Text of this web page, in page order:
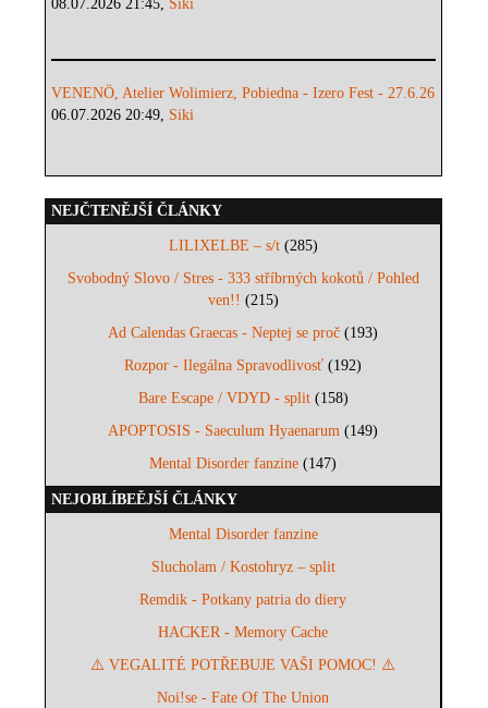
08.07.2026 21:45, Siki
VENENÖ, Atelier Wolimierz, Pobiedna - Izero Fest - 27.6.26
06.07.2026 20:49, Siki
NEJČTENĚJŠÍ ČLÁNKY
LILIXELBE – s/t(285)
Svobodný Slovo / Stres - 333 stříbrných kokotů / Pohled
ven!! (215)
Ad Calendas Graecas - Neptej se proč (193)
Rozpor - Ilegálna Spravodlivosť (192)
Bare Escape / VDYD - split(158)
APOPTOSIS - Saeculum Hyaenarum (149)
Mental Disorder fanzine (147)
NEJOBLÍBEĚJŠÍ ČLÁNKY
Mental Disorder fanzine
Slucholam / Kostohryz – split
Remdik - Potkany patria do diery
HACKER - Memory Cache
⚠️ VEGALITÉ POTŘEBUJE VAŠI POMOC! ⚠️
Noi!se - Fate Of The Union